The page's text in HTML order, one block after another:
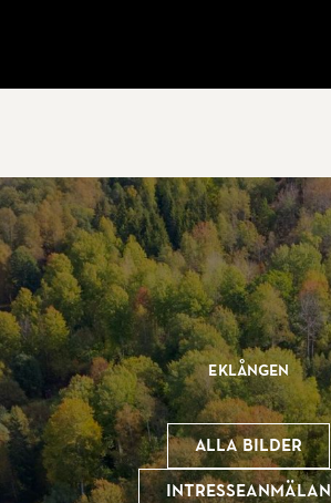
Eklången
Alla bilder
Intresseanmälan